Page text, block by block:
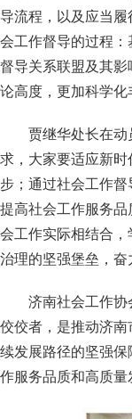
导流程，以及应当
会工作督导的过程
督导关系联盟及其
论高度，更加科学化
贾继华处长在
求，大家要适应新时
步；通过社会工作
提高社会工作服务
会工作实际相结合
治理的坚强堡垒，奋
济南社会工作协
佼佼者，是推动济
续发展路径的坚强
作服务品质和高质量